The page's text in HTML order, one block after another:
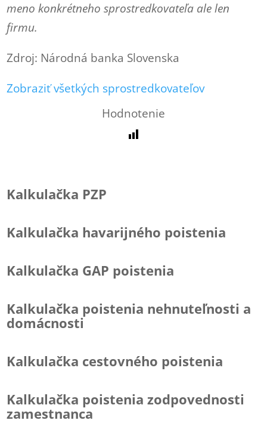
meno konkrétneho sprostredkovateľa ale len
firmu.
Zdroj: Národná banka Slovenska
Zobraziť všetkých sprostredkovateľov
Hodnotenie
Kalkulačka PZP
Kalkulačka havarijného poistenia
Kalkulačka GAP poistenia
Kalkulačka poistenia nehnuteľnosti a
domácnosti
Kalkulačka cestovného poistenia
Kalkulačka poistenia zodpovednosti
zamestnanca